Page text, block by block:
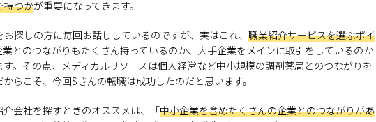
持つかが重要になってきます。
探しの方に毎回お話ししているのですが、実はこれ、 職業紹介サービスを選ぶポイ
業とのつながりもたくさん持っているのか、大手企業をメインに取引をしているのか
。その点、メディカルリソースは個人経営など中小規模の調剤薬局とのつながりを
らこそ、今回Sさんの転職は成功したのだと思います。
会社を探すときのオススメは、「中小企業を含めたくさんの企業とのつながりがあ